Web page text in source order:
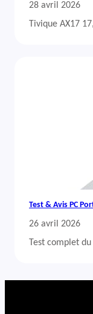
28 avril 2026
Tivique AX17
Test & Avis PC
26 avril 2026
Test complet